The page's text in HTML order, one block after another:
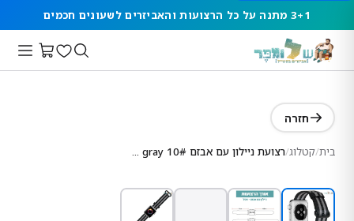
3+1 מתנה על כל הרצועות והאביזרים לשעונים חכמים
חזרה
בית/קטלוג/ רצועת ניילון עם אבזם 10# Black gray